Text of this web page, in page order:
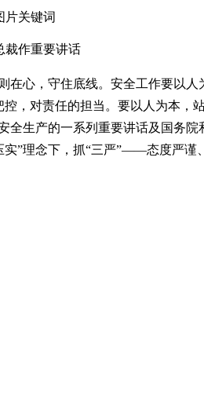
裁作重要讲话
心，守住底线。安全工作要以
，对责任的担当。要以人为本，
生产的一系列重要讲话及国务
”理念下，抓“三严”——态度严